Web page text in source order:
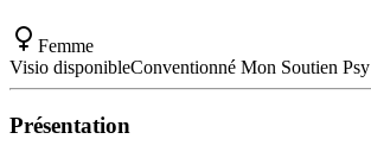
Femme
Visio disponibleConventionné Mon Soutien Psy
Présentation